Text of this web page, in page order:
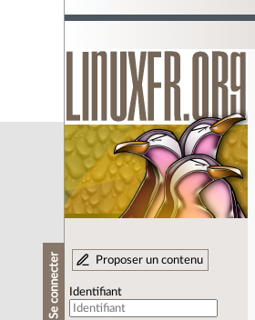
Se connecter Proposer un contenu
Identifiant